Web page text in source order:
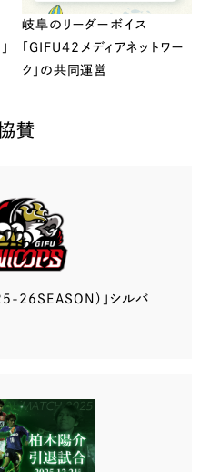
岐阜のリーダーボイス
「GIFU42メディアネットワー
ク」の共同運営
賛
26SEASON）」 シルバ